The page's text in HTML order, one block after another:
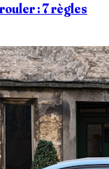
: 7 règles